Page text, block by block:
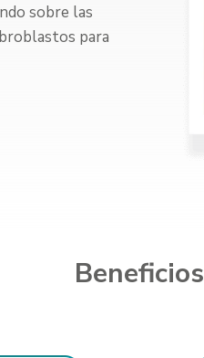
sobre las
para
Beneficios